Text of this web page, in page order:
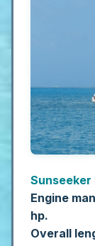
Sunseeker
Engine
hp.
Overall